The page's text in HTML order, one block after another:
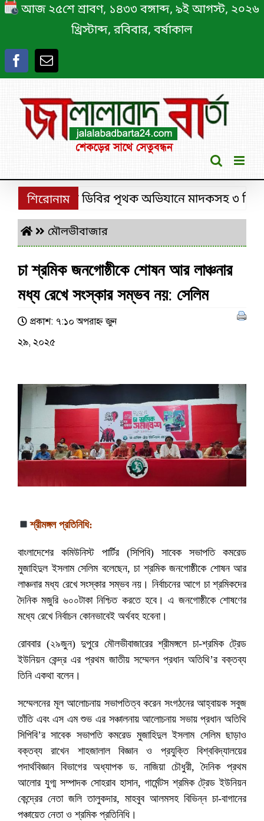
Skip
content
আজ ২৫শে শ্রাবণ, ১৪৩৩ বঙ্গাব্দ, ৯ই আগস্ট, ২০২৬
খ্রিস্টাব্দ, রবিবার, বর্ষাকাল
শিরোনাম
শ্রীমঙ্গলে ডিবির পৃথক অভিযানে মাদকসহ ৩ চিহ্নিত
মৌলভীবাজার
চা শ্রমিক জনগোষ্ঠীকে শোষন আর লাঞ্চনার
মধ্য রেখে সংস্কার সম্ভব নয়: সেলিম
প্রকাশ: ৭:১০ অপরাহ্ণ জুন
২৯, ২০২৫
শ্রীমঙ্গল প্রতিনিধি:
বাংলাদেশের কমিউনিস্ট পার্টির (সিপিবি) সাবেক সভাপতি কমরেড
মুজাহিদুল ইসলাম সেলিম বলেছেন, চা শ্রমিক জনগোষ্ঠীকে শোষন আর
লাঞ্চনার মধ্য রেখে সংস্কার সম্ভব নয়। নির্বাচনের আগে চা শ্রমিকদের
দৈনিক মজুরি ৬০০টাকা নিশ্চিত করতে হবে। এ জনগোষ্ঠীকে শোষণের
মধ্যে রেখে নির্বাচন কোনভাবেই অর্থবহ হবেনা।
রোববার (২৯জুন) দুপুরে মৌলভীবাজারের শ্রীমঙ্গলে চা-শ্রমিক ট্রেড
ইউনিয়ন কেন্দ্র এর প্রথম জাতীয় সম্মেলন প্রধান অতিথি’র বক্তব্য
তিনি একথা বলেন।
সম্মেলনের মূল আলোচনায় সভাপতিত্ব করেন সংগঠনের আহ্বায়ক সবুজ
তাঁতি এবং এস এম শুভ এর সঞ্চালনায় আলোচনায় সভায় প্রধান অতিথি
সিপিবি’র সাবেক সভাপতি কমরেড মুজাহিদুল ইসলাম সেলিম ছাড়াও
বক্তব্য রাখেন শাহজালাল বিজ্ঞান ও প্রযুক্তি বিশ্ববিদ্যালয়ের
পদার্থবিজ্ঞান বিভাগের অধ্যাপক ড. নাজিয়া চৌধুরী, দৈনিক প্রথম
আলোর যুগ্ম সম্পাদক সোহরাব হাসান, গার্মেন্টস শ্রমিক ট্রেড ইউনিয়ন
কেন্দ্রের নেতা জলি তালুকদার, মাহবুব আলমসহ বিভিন্ন চা-বাগানের
পঞ্চায়েত নেতা ও শ্রমিক প্রতিনিধি।